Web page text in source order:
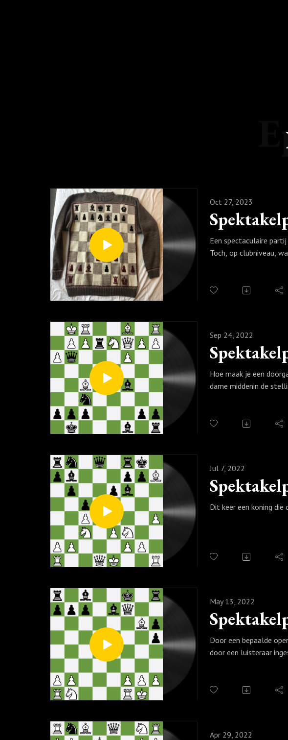
de uitdaging aan, en volg deze
Oct 27, 2023
Een spectaculaire
Toch, op clubniveau,
Sep 24, 2022
Hoe maak je een
dame middenin de
Jul 7, 2022
Dit keer een koning
May 13, 2022
Door een bepaalde
door een luisteraar
Apr 29, 2022